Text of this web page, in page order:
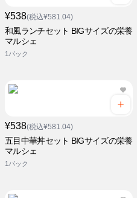
¥538(税込¥581.04)
和風ランチセット BIGサイズの栄養
マルシェ
1パック
¥538(税込¥581.04)
五目中華丼セット BIGサイズの栄養
マルシェ
1パック